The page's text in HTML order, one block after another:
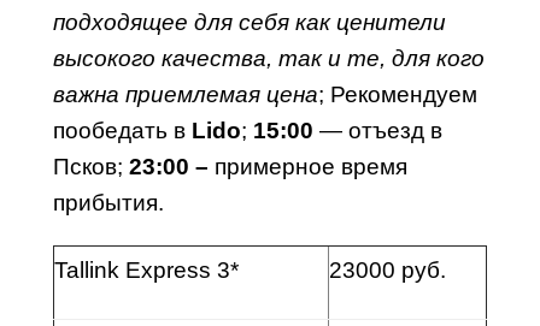
подходящее для себя как ценители
высокого качества, так и те, для кого
важна приемлемая цена; Рекомендуем
пообедать в Lido; 15:00 — отъезд в
Псков; 23:00 – примерное время
прибытия.
Tallink Express 3* 23000 руб.